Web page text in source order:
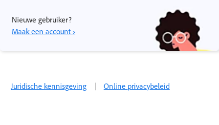
Nieuwe gebruiker?
Maak een account ›
Juridische kennisgeving | Online privacybeleid